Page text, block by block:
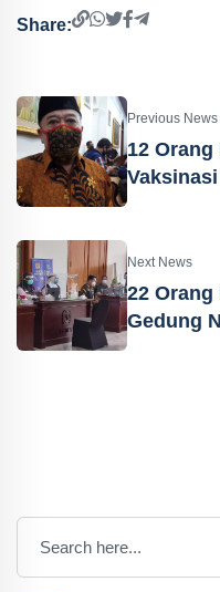
Share:
Previous News
12 Orang
Next News
22
Gedung